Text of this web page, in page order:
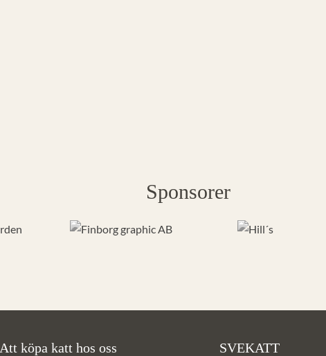
Sponsorer
Att köpa katt hos oss SVEKATT